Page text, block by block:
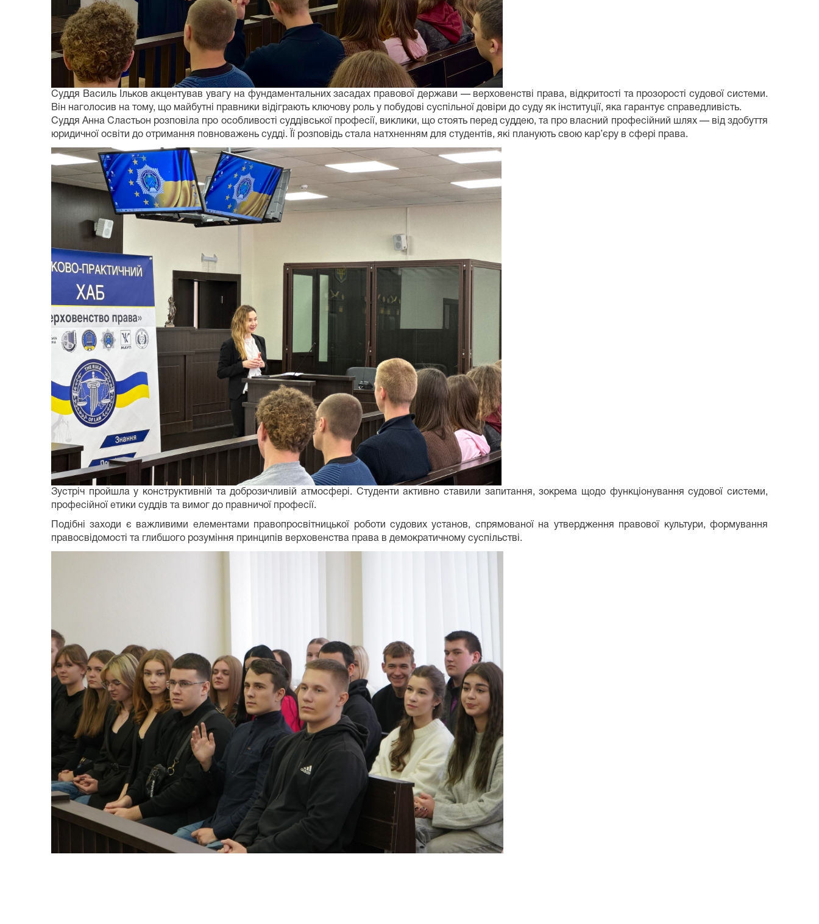
Суддя Василь Ільков акцентував увагу на фундаментальних засадах правової держави — верховенстві права, відкритості та прозорості судової системи.
Він наголосив на тому, що майбутні правники відіграють ключову роль у побудові суспільної довіри до суду як інституції, яка гарантує справедливість.
Суддя Анна Сластьон розповіла про особливості суддівської професії, виклики, що стоять перед суддею, та про власний професійний шлях — від здобуття
юридичної освіти до отримання повноважень судді. Її розповідь стала натхненням для студентів, які планують свою кар’єру в сфері права.
Зустріч пройшла у конструктивній та доброзичливій атмосфері. Студенти активно ставили запитання, зокрема щодо функціонування судової системи,
професійної етики суддів та вимог до правничої професії.
Подібні заходи є важливими елементами правопросвітницької роботи судових установ, спрямованої на утвердження правової культури, формування
правосвідомості та глибшого розуміння принципів верховенства права в демократичному суспільстві.